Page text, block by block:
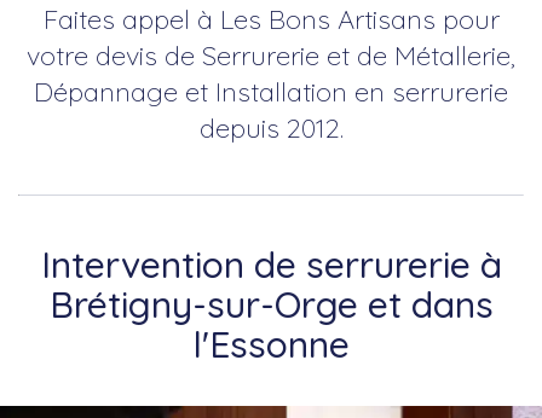
Faites appel à Les Bons Artisans pour
votre devis de Serrurerie et de Métallerie,
Dépannage et Installation en serrurerie
depuis 2012.
Intervention de serrurerie à
Brétigny-sur-Orge et dans
l'Essonne